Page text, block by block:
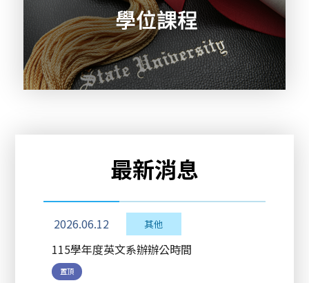
最新消息
2026.06.12 其他
115學年度英文系辦辦公時間
置頂